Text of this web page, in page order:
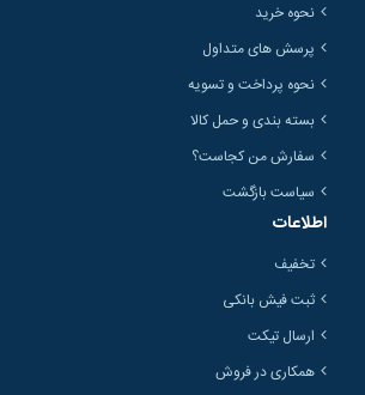
نحوه خرید
پرسش های متداول
نحوه پرداخت و تسویه
بسته بندی و حمل کالا
سفارش من کجاست؟
سیاست بازگشت
اطلاعات
تخفیف
ثبت فیش بانکی
ارسال تیکت
همکاری در فروش